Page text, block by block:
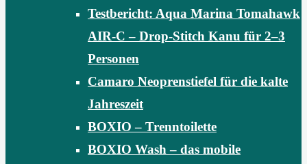
Testbericht: Aqua Marina Tomahawk
AIR-C – Drop-Stitch Kanu für 2–3
Personen
Camaro Neoprenstiefel für die kalte
Jahreszeit
BOXIO – Trenntoilette
BOXIO Wash – das mobile